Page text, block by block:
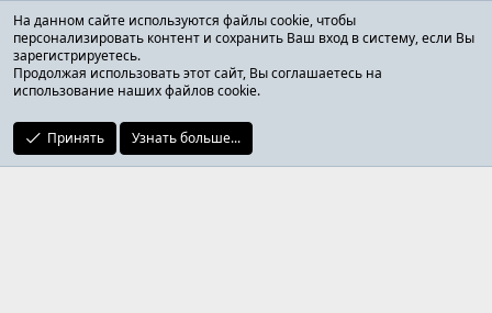
Поделиться страницей
Facebook
X (Twitter)
Reddit
ОТЗЫВЫ ОНЛАЙН ФОРУМ
На данном сайте используются файлы cookie, чтобы
персонализировать контент и сохранить Ваш вход в систему, если Вы
зарегистрируетесь.
Продолжая использовать этот сайт, Вы соглашаетесь на
использование наших файлов cookie.
Принять Узнать больше...